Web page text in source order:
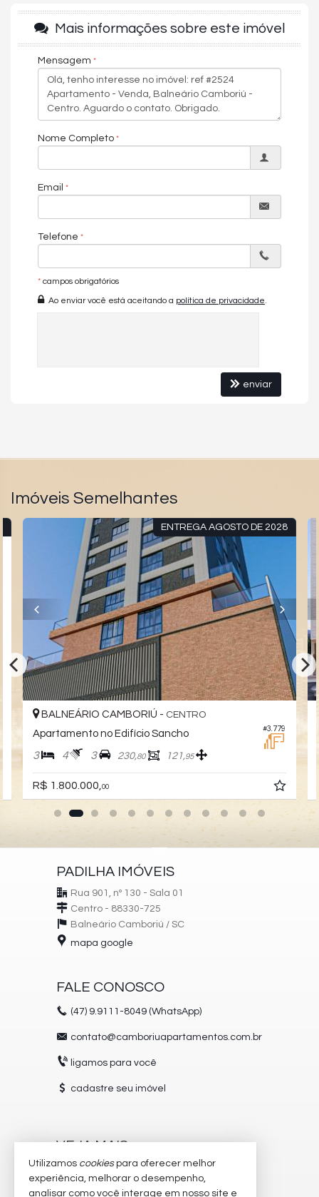
Mais informações sobre este imóvel
Mensagem
Nome Completo
Email
Telefone
* campos obrigatórios
Ao enviar você está aceitando a política de privacidade.
enviar
Imóveis Semelhantes
ENTREGA AGOSTO DE 2028
#3.779
BALNEÁRIO CAMBORIÚ - CENTRO
Apartamento no Edifício Sancho
3 4 3 230,80 121,95
R$ 1.800.000, 00
PADILHA IMÓVEIS
Rua 901, nº 130 - Sala 01
Centro - 88330-725
Balneário Camboriú / SC
mapa google
FALE CONOSCO
(47) 9.9111-8049 (WhatsApp)
contato@camboriuapartamentos.com.br
ligamos para você
cadastre seu imóvel
VEJA MAIS
receba nosso newsletter
Utilizamos cookiespara oferecer melhor
experiência, melhorar o desempenho,
analisar como você interage em nosso site e